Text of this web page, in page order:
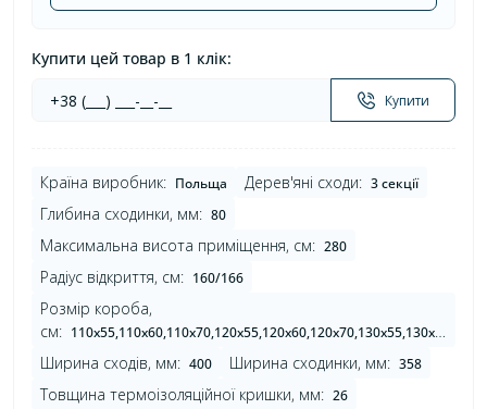
Купити цей товар в 1 клік:
Купити
Країна виробник: Польща Дерев'яні сходи: 3 секції
Глибина сходинки, мм: 80
Максимальна висота приміщення, см: 280
Радіус відкриття, см: 160/166
Розмір короба,
см: 110х55,110х60,110х70,120х55,120х60,120х70,130х55,130х60,130х70,140х55,140х60,140х70
Ширина сходів, мм: 400 Ширина сходинки, мм: 358
Товщина термоізоляційної кришки, мм: 26